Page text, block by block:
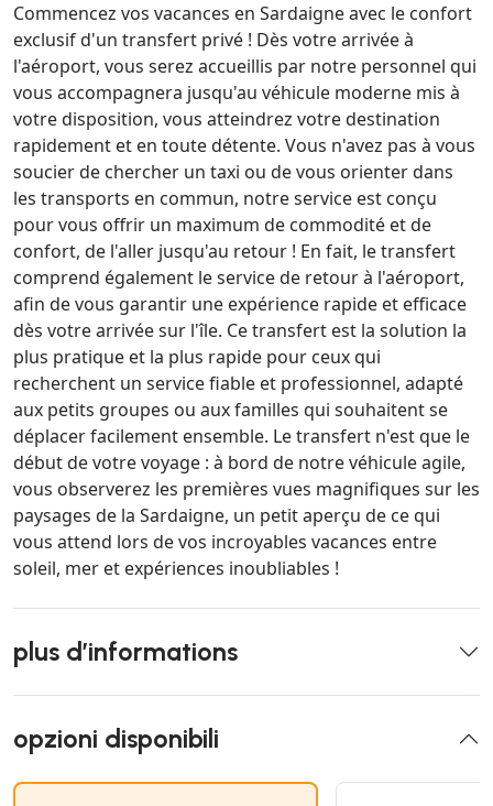
Commencez vos vacances en Sardaigne avec le confort
exclusif d'un transfert privé ! Dès votre arrivée à
l'aéroport, vous serez accueillis par notre personnel qui
vous accompagnera jusqu'au véhicule moderne mis à
votre disposition, vous atteindrez votre destination
rapidement et en toute détente. Vous n'avez pas à vous
soucier de chercher un taxi ou de vous orienter dans
les transports en commun, notre service est conçu
pour vous offrir un maximum de commodité et de
confort, de l'aller jusqu'au retour ! En fait, le transfert
comprend également le service de retour à l'aéroport,
afin de vous garantir une expérience rapide et efficace
dès votre arrivée sur l'île. Ce transfert est la solution la
plus pratique et la plus rapide pour ceux qui
recherchent un service fiable et professionnel, adapté
aux petits groupes ou aux familles qui souhaitent se
déplacer facilement ensemble. Le transfert n'est que le
début de votre voyage : à bord de notre véhicule agile,
vous observerez les premières vues magnifiques sur les
paysages de la Sardaigne, un petit aperçu de ce qui
vous attend lors de vos incroyables vacances entre
soleil, mer et expériences inoubliables !
plus d’informations
opzioni disponibili